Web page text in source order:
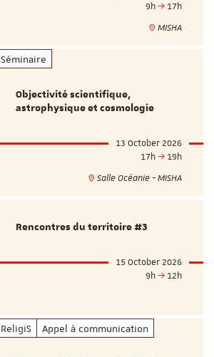
9h
17h
MISHA
Séminaire
Objectivité scientifique,
astrophysique et cosmologie
13 October 2026
17h
19h
Salle Océanie - MISHA
Rencontres du territoire #3
15 October 2026
9h
12h
ReligiS Appel à communication